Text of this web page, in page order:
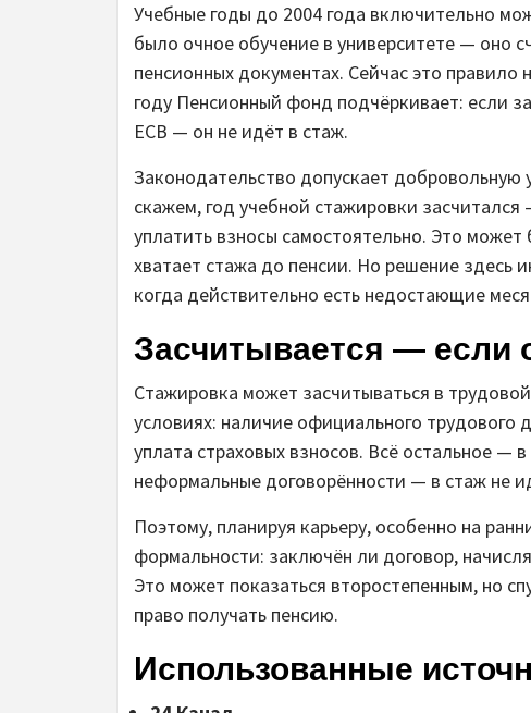
Учебные годы до 2004 года включительно
было очное обучение в университете — оно
пенсионных документах. Сейчас это
году Пенсионный фонд подчёркивает: если
ЕСВ — он не идёт в стаж.
Законодательство допускает добровольную
скажем, год учебной стажировки
уплатить взносы самостоятельно. Это может
хватает стажа до пенсии. Но решение здесь
когда действительно есть недостающие
Засчитывается — если
Стажировка может засчитываться в
условиях: наличие официального трудового
уплата страховых взносов. Всё остальное —
неформальные договорённости — в стаж не
Поэтому, планируя карьеру, особенно на
формальности: заключён ли договор,
Это может показаться второстепенным, но
право получать пенсию.
Использованные